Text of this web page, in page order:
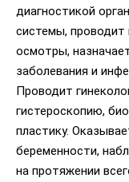
диагностикой
системы, проводит
осмотры,
заболевания и
Проводит
гистероскопию,
пластику.
беременности,
на протяжении